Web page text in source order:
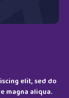
elit, sed do
magna aliqua.